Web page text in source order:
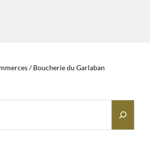
/ Boucherie du Garlaban